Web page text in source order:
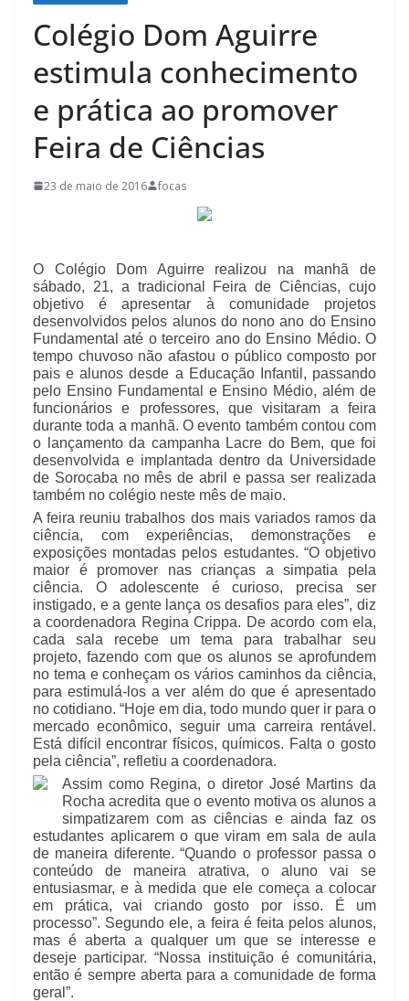
Colégio Dom Aguirre
estimula conhecimento
e prática ao promover
Feira de Ciências
23 de maio de 2016 focas
O Colégio Dom Aguirre realizou na manhã de
sábado, 21, a tradicional Feira de Ciências, cujo
objetivo é apresentar à comunidade projetos
desenvolvidos pelos alunos do nono ano do Ensino
Fundamental até o terceiro ano do Ensino Médio. O
tempo chuvoso não afastou o público composto por
pais e alunos desde a Educação Infantil, passando
pelo Ensino Fundamental e Ensino Médio, além de
funcionários e professores, que visitaram a feira
durante toda a manhã. O evento também contou com
o lançamento da campanha Lacre do Bem, que foi
desenvolvida e implantada dentro da Universidade
de Sorocaba no mês de abril e passa ser realizada
também no colégio neste mês de maio.
A feira reuniu trabalhos dos mais variados ramos da
ciência, com experiências, demonstrações e
exposições montadas pelos estudantes. “O objetivo
maior é promover nas crianças a simpatia pela
ciência. O adolescente é curioso, precisa ser
instigado, e a gente lança os desafios para eles”, diz
a coordenadora Regina Crippa. De acordo com ela,
cada sala recebe um tema para trabalhar seu
projeto, fazendo com que os alunos se aprofundem
no tema e conheçam os vários caminhos da ciência,
para estimulá-los a ver além do que é apresentado
no cotidiano. “Hoje em dia, todo mundo quer ir para o
mercado econômico, seguir uma carreira rentável.
Está difícil encontrar físicos, químicos. Falta o gosto
pela ciência”, refletiu a coordenadora.
Assim como Regina, o diretor José Martins da
Rocha acredita que o evento motiva os alunos a
simpatizarem com as ciências e ainda faz os
estudantes aplicarem o que viram em sala de aula
de maneira diferente. “Quando o professor passa o
conteúdo de maneira atrativa, o aluno vai se
entusiasmar, e à medida que ele começa a colocar
em prática, vai criando gosto por isso. É um
processo”. Segundo ele, a feira é feita pelos alunos,
mas é aberta a qualquer um que se interesse e
deseje participar. “Nossa instituição é comunitária,
então é sempre aberta para a comunidade de forma
geral”.